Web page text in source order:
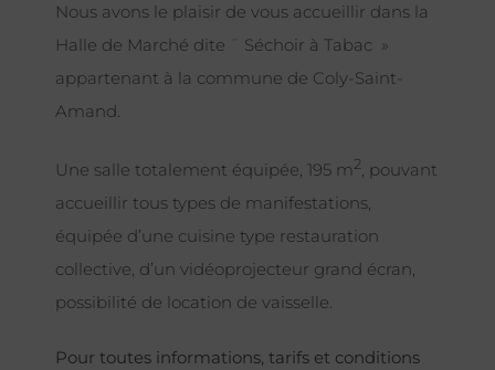
Nous avons le plaisir de vous accueillir dans la
Halle de Marché dite ¨ Séchoir à Tabac »
appartenant à la commune de Coly-Saint-
Amand.
Une salle totalement équipée, 195 m2, pouvant
accueillir tous types de manifestations,
équipée d’une cuisine type restauration
collective, d’un vidéoprojecteur grand écran,
possibilité de location de vaisselle.
Pour toutes informations, tarifs et conditions